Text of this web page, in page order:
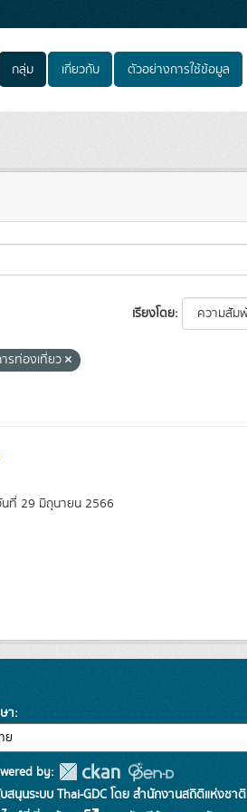
กลุ่ม เกี่ยวกับ ตัวอย่างการใช้ข้อมูล
เรียงโดย
รท่องเที่ยว
ที่ 29 มิถุนายน 2566
า
by:
สนุนระบบ Thai-GDC โดย สำนักงานสถิติแห่งชาติ